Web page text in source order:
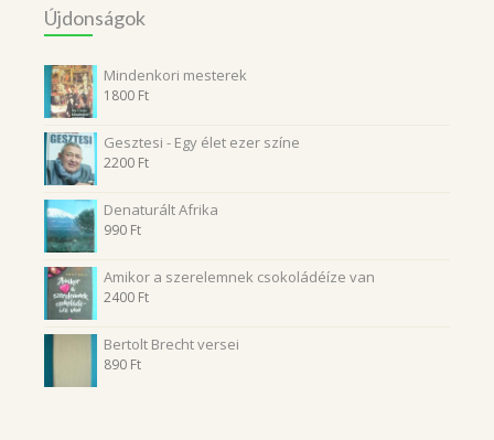
Újdonságok
Mindenkori mesterek
1800 Ft
Gesztesi - Egy élet ezer színe
2200 Ft
Denaturált Afrika
990 Ft
Amikor a szerelemnek csokoládéíze van
2400 Ft
Bertolt Brecht versei
890 Ft